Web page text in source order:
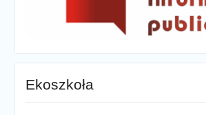
Ekoszkoła